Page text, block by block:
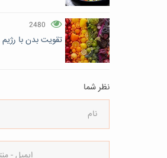
2480
تقویت بدن با
نظر شما